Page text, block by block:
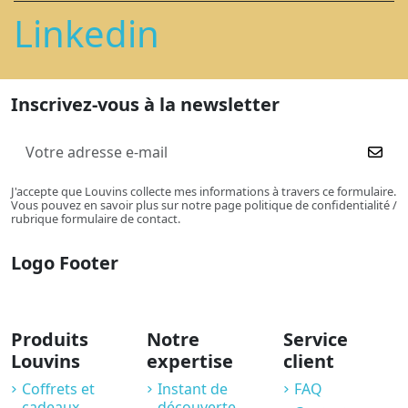
Linkedin
Inscrivez-vous à la newsletter
J'accepte que Louvins collecte mes informations à travers ce formulaire.
Vous pouvez en savoir plus sur notre page politique de confidentialité /
rubrique formulaire de contact.
Logo Footer
Produits
Louvins
Coffrets et
Notre
expertise
Instant de
Service
client
FAQ